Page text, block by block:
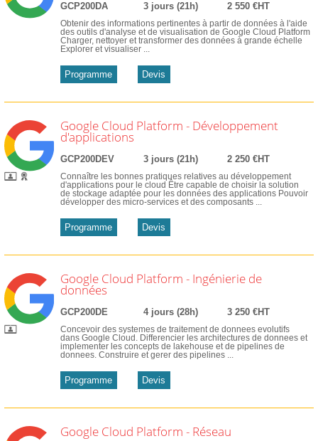
GCP200DA 3 jours (21h) 2 550 €HT
Obtenir des informations pertinentes à partir de données à l'aide
des outils d'analyse et de visualisation de Google Cloud Platform
Charger, nettoyer et transformer des données à grande échelle
Explorer et visualiser ...
Programme Devis
Google Cloud Platform - Développement
d'applications
GCP200DEV 3 jours (21h) 2 250 €HT
Connaître les bonnes pratiques relatives au développement
d'applications pour le cloud Être capable de choisir la solution
de stockage adaptée pour les données des applications Pouvoir
développer des micro-services et des composants ...
Programme Devis
Google Cloud Platform - Ingénierie de
données
GCP200DE 4 jours (28h) 3 250 €HT
Concevoir des systemes de traitement de donnees evolutifs
dans Google Cloud. Differencier les architectures de donnees et
implementer les concepts de lakehouse et de pipelines de
donnees. Construire et gerer des pipelines ...
Programme Devis
Google Cloud Platform - Réseau